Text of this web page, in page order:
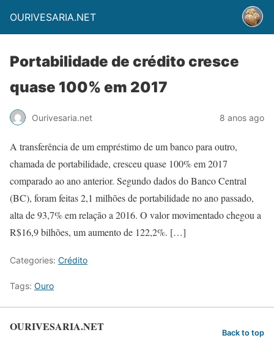
OURIVESARIA.NET
Portabilidade de crédito cresce
quase 100% em 2017
Ourivesaria.net 8 anos ago
A transferência de um empréstimo de um banco para outro,
chamada de portabilidade, cresceu quase 100% em 2017
comparado ao ano anterior. Segundo dados do Banco Central
(BC), foram feitas 2,1 milhões de portabilidade no ano passado,
alta de 93,7% em relação a 2016. O valor movimentado chegou a
R$16,9 bilhões, um aumento de 122,2%. […]
Categories: Crédito
Tags: Ouro
OURIVESARIA.NET Back to top